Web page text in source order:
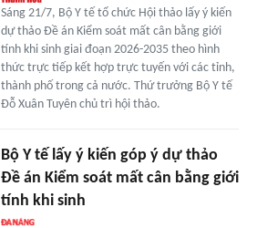
Sáng 21/7, Bộ Y tế tổ chức Hội thảo lấy ý kiến
dự thảo Đề án Kiểm soát mất cân bằng giới
tính khi sinh giai đoạn 2026-2035 theo hình
thức trực tiếp kết hợp trực tuyến với các tỉnh,
thành phố trong cả nước. Thứ trưởng Bộ Y tế
Đỗ Xuân Tuyên chủ trì hội thảo.
Bộ Y tế lấy ý kiến góp ý dự thảo
Đề án Kiểm soát mất cân bằng giới
tính khi sinh